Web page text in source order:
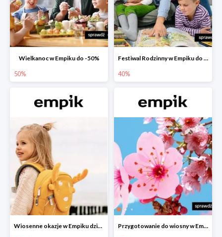
Wielkanoc w Empiku do -50%
50%
Festiwal Rodzinny w Empiku do -40%
40%
Wiosenne okazje w Empiku dziecko w podróży do -40% Przygotowanie do wiosny w Empiku - setki produktów do -50%